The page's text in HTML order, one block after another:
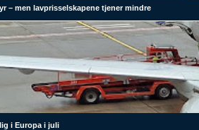
– men lavprisselskapene tjener mindre
i Europa i juli